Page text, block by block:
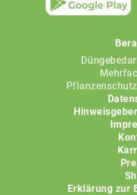
Erklärung zur